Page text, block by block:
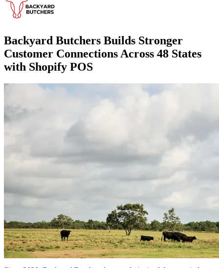
Backyard Butchers Builds Stronger
Customer Connections Across 48 States
with Shopify POS